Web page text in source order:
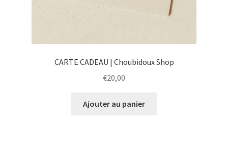
CARTE CADEAU | Choubidoux Shop
€20,00
Ajouter au panier